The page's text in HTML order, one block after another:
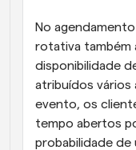
No
rotativa também
disponibilidade
atribuídos vários
evento, os
tempo abertos
probabilidade de